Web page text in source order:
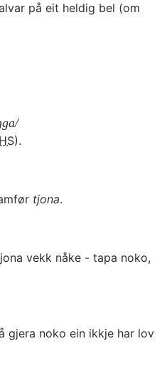
på eit heldig bel (om
HS).
tjona.
vekk nåke - tapa noko,
gjera noko ein ikkje har lov